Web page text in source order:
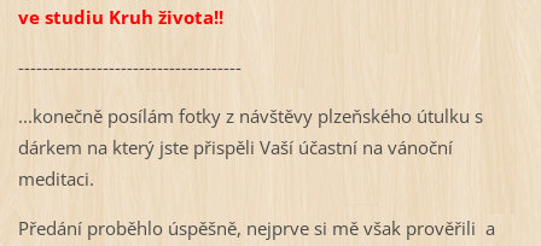
ve studiu Kruh života!!
-------------------------------------
...konečně posílám fotky z návštěvy plzeňského útulku s
dárkem na který jste přispěli Vaší účastní na vánoční
meditaci.
Předání proběhlo úspěšně, nejprve si mě však prověřili a